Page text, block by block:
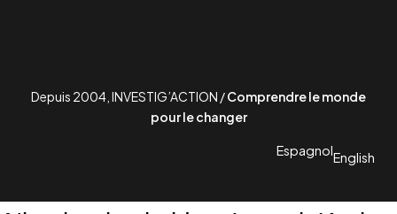
Depuis 2004, INVESTIG’ACTION /Comprendre le monde
pour le changer
EspagnolEnglish